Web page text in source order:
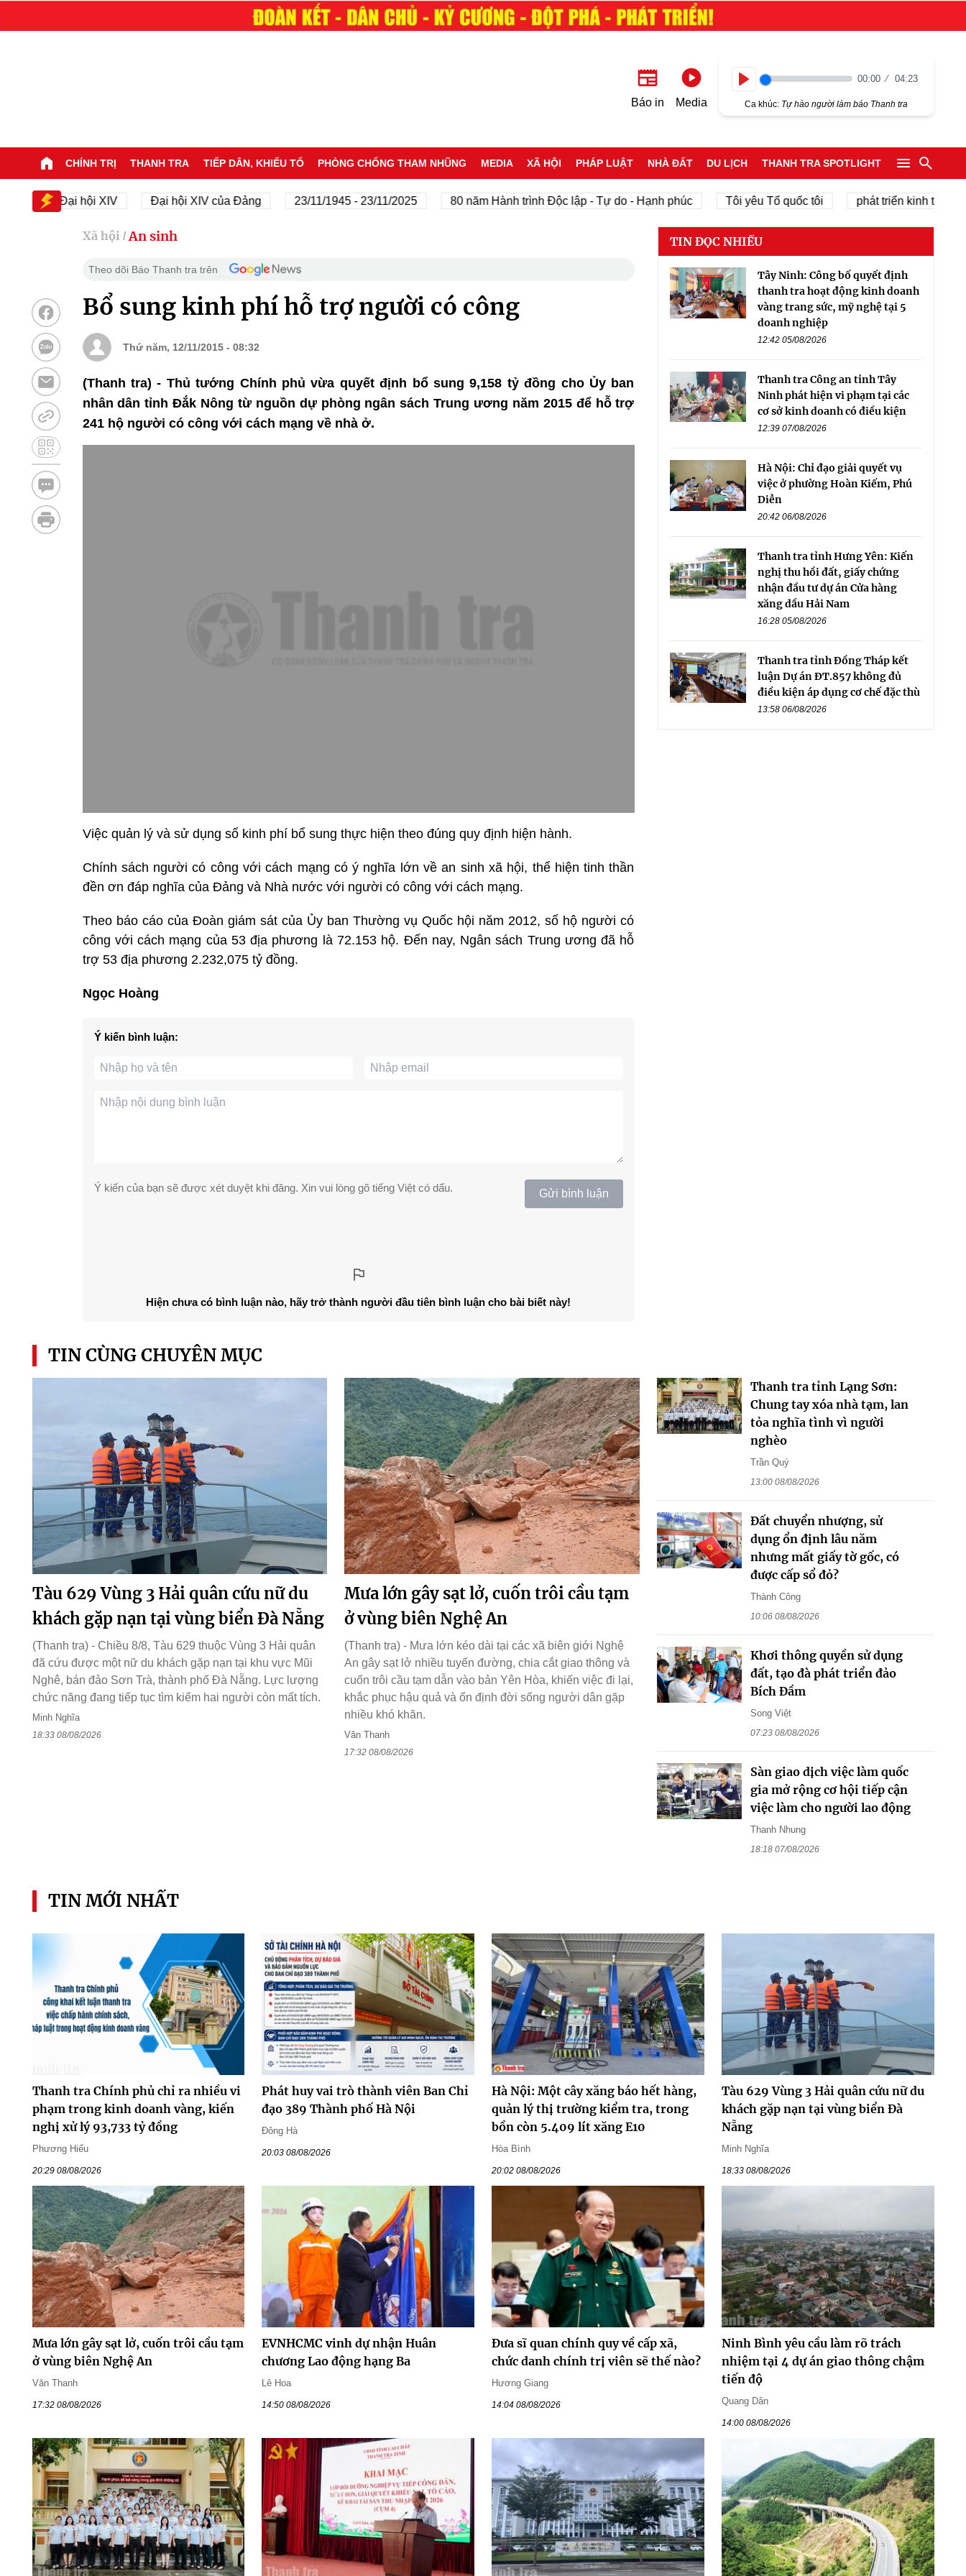
Báo in Media
00:00 04:23
Ca khúc: Tự hào người làm báo Thanh tra
CHÍNH TRỊ THANH TRA TIẾP DÂN, KHIẾU TỐ PHÒNG CHỐNG THAM NHŨNG MEDIA XÃ HỘI PHÁP LUẬT NHÀ ĐẤT DU LỊCH THANH TRA SPOTLIGHT
Đại hội XIV Đại hội XIV của Đảng 23/11/1945 - 23/11/2025 80 năm Hành trình Độc lập - Tự do - Hạnh phúc Tôi yêu Tổ quốc tôi phát triển kinh tế tư nhân
Xã hội / An sinh
Theo dõi Báo Thanh tra trên
Bổ sung kinh phí hỗ trợ người có công
Thứ năm, 12/11/2015 - 08:32
(Thanh tra) - Thủ tướng Chính phủ vừa quyết định bổ sung 9,158 tỷ đồng cho Ủy ban
nhân dân tỉnh Đắk Nông từ nguồn dự phòng ngân sách Trung ương năm 2015 để hỗ trợ
241 hộ người có công với cách mạng về nhà ở.
Việc quản lý và sử dụng số kinh phí bổ sung thực hiện theo đúng quy định hiện hành.
Chính sách người có công với cách mạng có ý nghĩa lớn về an sinh xã hội, thể hiện tinh thần
đền ơn đáp nghĩa của Đảng và Nhà nước với người có công với cách mạng.
Theo báo cáo của Đoàn giám sát của Ủy ban Thường vụ Quốc hội năm 2012, số hộ người có
công với cách mạng của 53 địa phương là 72.153 hộ. Đến nay, Ngân sách Trung ương đã hỗ
trợ 53 địa phương 2.232,075 tỷ đồng.
Ngọc Hoàng
Ý kiến bình luận:
Ý kiến của bạn sẽ được xét duyệt khi đăng. Xin vui lòng gõ tiếng Việt có dấu. Gửi bình luận
Hiện chưa có bình luận nào, hãy trở thành người đầu tiên bình luận cho bài biết này!
TIN ĐỌC NHIỀU
Tây Ninh: Công bố quyết định
thanh tra hoạt động kinh doanh
vàng trang sức, mỹ nghệ tại 5
doanh nghiệp
12:42 05/08/2026
Thanh tra Công an tỉnh Tây
Ninh phát hiện vi phạm tại các
cơ sở kinh doanh có điều kiện
12:39 07/08/2026
Hà Nội: Chỉ đạo giải quyết vụ
việc ở phường Hoàn Kiếm, Phú
Diễn
20:42 06/08/2026
Thanh tra tỉnh Hưng Yên: Kiến
nghị thu hồi đất, giấy chứng
nhận đầu tư dự án Cửa hàng
xăng dầu Hải Nam
16:28 05/08/2026
Thanh tra tỉnh Đồng Tháp kết
luận Dự án ĐT.857 không đủ
điều kiện áp dụng cơ chế đặc thù
13:58 06/08/2026
TIN CÙNG CHUYÊN MỤC
Tàu 629 Vùng 3 Hải quân cứu nữ du
khách gặp nạn tại vùng biển Đà Nẵng
(Thanh tra) - Chiều 8/8, Tàu 629 thuộc Vùng 3 Hải quân
đã cứu được một nữ du khách gặp nạn tại khu vực Mũi
Nghê, bán đảo Sơn Trà, thành phố Đà Nẵng. Lực lượng
chức năng đang tiếp tục tìm kiếm hai người còn mất tích.
Minh Nghĩa
18:33 08/08/2026
Mưa lớn gây sạt lở, cuốn trôi cầu tạm
ở vùng biên Nghệ An
(Thanh tra) - Mưa lớn kéo dài tại các xã biên giới Nghệ
An gây sạt lở nhiều tuyến đường, chia cắt giao thông và
cuốn trôi cầu tạm dẫn vào bản Yên Hòa, khiến việc đi lại,
khắc phục hậu quả và ổn định đời sống người dân gặp
nhiều khó khăn.
Văn Thanh
17:32 08/08/2026
Thanh tra tỉnh Lạng Sơn:
Chung tay xóa nhà tạm, lan
tỏa nghĩa tình vì người
nghèo
Trần Quý
13:00 08/08/2026
Đất chuyển nhượng, sử
dụng ổn định lâu năm
nhưng mất giấy tờ gốc, có
được cấp sổ đỏ?
Thành Công
10:06 08/08/2026
Khơi thông quyền sử dụng
đất, tạo đà phát triển đảo
Bích Đầm
Song Việt
07:23 08/08/2026
Sàn giao dịch việc làm quốc
gia mở rộng cơ hội tiếp cận
việc làm cho người lao động
Thanh Nhung
18:18 07/08/2026
TIN MỚI NHẤT
Thanh tra Chính phủ chỉ ra nhiều vi
phạm trong kinh doanh vàng, kiến
nghị xử lý 93,733 tỷ đồng
Phương Hiếu
20:29 08/08/2026
Phát huy vai trò thành viên Ban Chỉ
đạo 389 Thành phố Hà Nội
Đông Hà
20:03 08/08/2026
Hà Nội: Một cây xăng báo hết hàng,
quản lý thị trường kiểm tra, trong
bồn còn 5.409 lít xăng E10
Hòa Bình
20:02 08/08/2026
Tàu 629 Vùng 3 Hải quân cứu nữ du
khách gặp nạn tại vùng biển Đà
Nẵng
Minh Nghĩa
18:33 08/08/2026
Mưa lớn gây sạt lở, cuốn trôi cầu tạm
ở vùng biên Nghệ An
Văn Thanh
17:32 08/08/2026
EVNHCMC vinh dự nhận Huân
chương Lao động hạng Ba
Lê Hoa
14:50 08/08/2026
Đưa sĩ quan chính quy về cấp xã,
chức danh chính trị viên sẽ thế nào?
Hương Giang
14:04 08/08/2026
Ninh Bình yêu cầu làm rõ trách
nhiệm tại 4 dự án giao thông chậm
tiến độ
Quang Dân
14:00 08/08/2026